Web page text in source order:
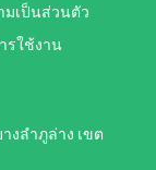
เป็นส่วนตัว
รใช้งาน
งลำภูล่าง เขต